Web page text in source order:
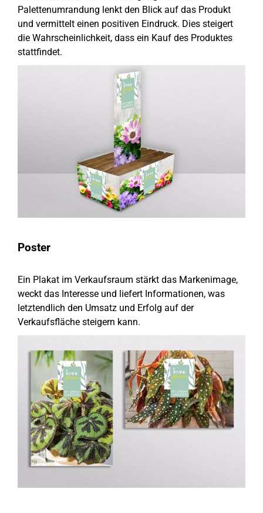
Palettenumrandung lenkt den Blick auf das Produkt
und vermittelt einen positiven Eindruck. Dies steigert
die Wahrscheinlichkeit, dass ein Kauf des Produktes
stattfindet.
Poster
Ein Plakat im Verkaufsraum stärkt das Markenimage,
weckt das Interesse und liefert Informationen, was
letztendlich den Umsatz und Erfolg auf der
Verkaufsfläche steigern kann.